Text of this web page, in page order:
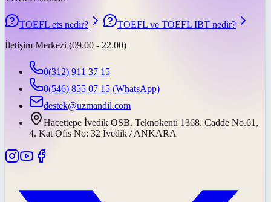
TOEFL ets nedir?
TOEFL ve TOEFL IBT nedir?
İletişim Merkezi (09.00 - 22.00)
0(312) 911 37 15
0(546) 855 07 15 (WhatsApp)
destek@uzmandil.com
Hacettepe İvedik OSB. Teknokenti 1368. Cadde No.61,
4. Kat Ofis No: 32 İvedik / ANKARA